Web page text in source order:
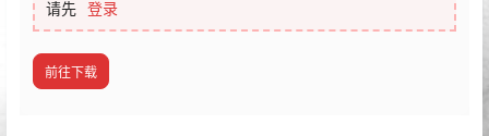
请先 登录
前往下载